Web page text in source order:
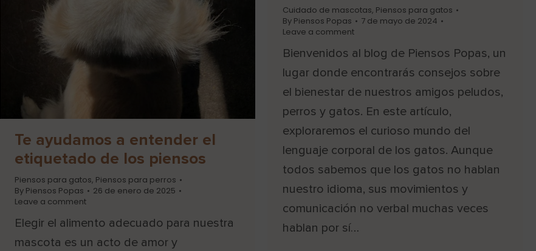
Te ayudamos a entender el
etiquetado de los piensos
Piensos para gatos, Piensos para perros
By Piensos Popas
26 de enero de 2025
Leave a comment
Elegir el alimento adecuado para nuestra
mascota es un acto de amor y
Cuidado de mascotas, Piensos para gatos
By Piensos Popas
7 de mayo de 2024
Leave a comment
Bienvenidos al blog de Piensos Popas, un
lugar donde encontrarás consejos sobre
el bienestar de nuestros amigos peludos,
perros y gatos. En este artículo,
exploraremos el curioso mundo del
lenguaje corporal de los gatos. Aunque
todos sabemos que los gatos no hablan
nuestro idioma, sus movimientos y
comunicación no verbal muchas veces
hablan por sí…